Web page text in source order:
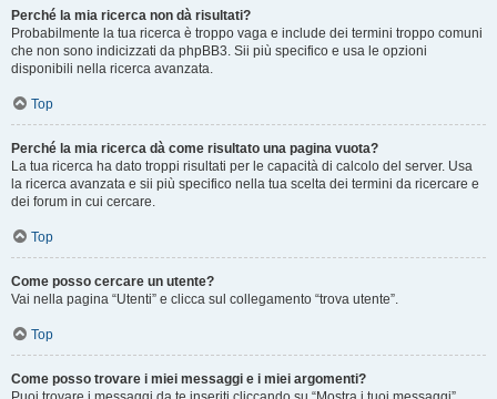
Perché la mia ricerca non dà risultati?
Probabilmente la tua ricerca è troppo vaga e include dei termini troppo comuni
che non sono indicizzati da phpBB3. Sii più specifico e usa le opzioni
disponibili nella ricerca avanzata.
Top
Perché la mia ricerca dà come risultato una pagina vuota?
La tua ricerca ha dato troppi risultati per le capacità di calcolo del server. Usa
la ricerca avanzata e sii più specifico nella tua scelta dei termini da ricercare e
dei forum in cui cercare.
Top
Come posso cercare un utente?
Vai nella pagina “Utenti” e clicca sul collegamento “trova utente”.
Top
Come posso trovare i miei messaggi e i miei argomenti?